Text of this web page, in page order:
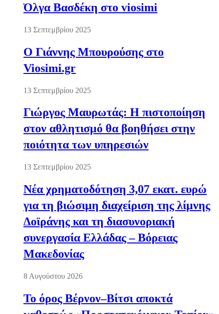
Όλγα Βασδέκη στο viosimi
13 Σεπτεμβρίου 2025
Ο Γιάννης Μπουρούσης στο
Viosimi.gr
13 Σεπτεμβρίου 2025
Γιώργος Μαυρωτάς: Η πιστοποίηση
στον αθλητισμό θα βοηθήσει στην
ποιότητα των υπηρεσιών
13 Σεπτεμβρίου 2025
Νέα χρηματοδότηση 3,07 εκατ. ευρώ
για τη βιώσιμη διαχείριση της λίμνης
Δοϊράνης και τη διασυνοριακή
συνεργασία Ελλάδας – Βόρειας
Μακεδονίας
8 Αυγούστου 2026
Το όρος Βέρνον–Βίτσι αποκτά